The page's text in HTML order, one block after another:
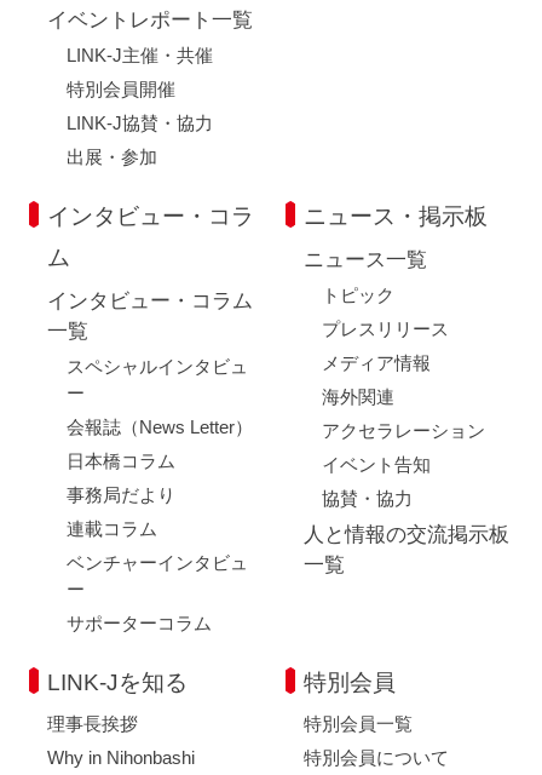
イベントレポート一覧
LINK-J主催・共催
特別会員開催
LINK-J協賛・協力
出展・参加
インタビュー・コラ
ム
インタビュー・コラム
一覧
スペシャルインタビュ
ー
会報誌（News Letter）
日本橋コラム
事務局だより
連載コラム
ベンチャーインタビュ
ー
サポーターコラム
ニュース・掲示板
ニュース一覧
トピック
プレスリリース
メディア情報
海外関連
アクセラレーション
イベント告知
協賛・協力
人と情報の交流掲示板
一覧
LINK-Jを知る
理事長挨拶
Why in Nihonbashi
特別会員
特別会員一覧
特別会員について